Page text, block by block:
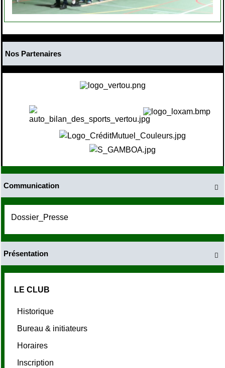

Communication
Dossier_Presse

Présentation
LE CLUB
Historique
Bureau & initiateurs
Horaires
Inscription
Nos Partenaires